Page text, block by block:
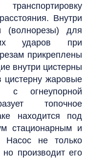
Внутри
(волнорезы) для
ударов при
прикреплены
внутри цистерны
жаровые
с огнеупорной
топочное
находится под
стационарным и
Насос не только
производит его